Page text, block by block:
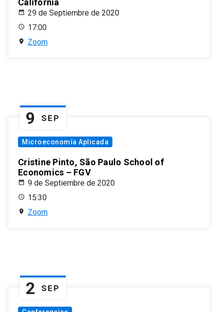
California
29 de Septiembre de 2020
17:00
Zoom
9 SEP
Microeconomía Aplicada
Cristine Pinto, São Paulo School of
Economics – FGV
9 de Septiembre de 2020
15:30
Zoom
2 SEP